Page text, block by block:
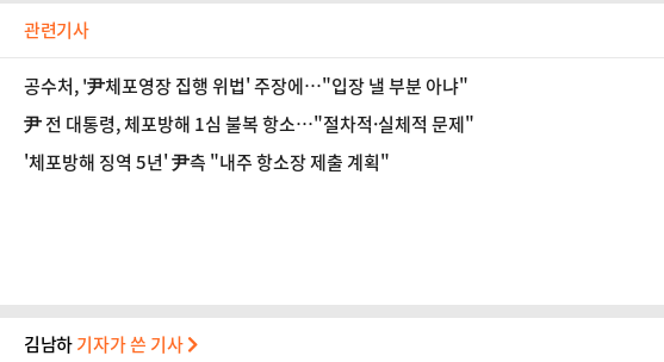
관련기사
공수처, '尹체포영장 집행 위법' 주장에…"입장 낼 부분 아냐"
尹 전 대통령, 체포방해 1심 불복 항소…"절차적·실체적 문제"
'체포방해 징역 5년' 尹측 "내주 항소장 제출 계획"
김남하기자가 쓴 기사